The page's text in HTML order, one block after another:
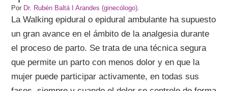
Por Dr. Rubén Baltá I Arandes (ginecólogo).
La Walking epidural o epidural ambulante ha supuesto
un gran avance en el ámbito de la analgesia durante
el proceso de parto. Se trata de una técnica segura
que permite un parto con menos dolor y en que la
mujer puede participar activamente, en todas sus